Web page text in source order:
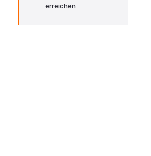
erreichen